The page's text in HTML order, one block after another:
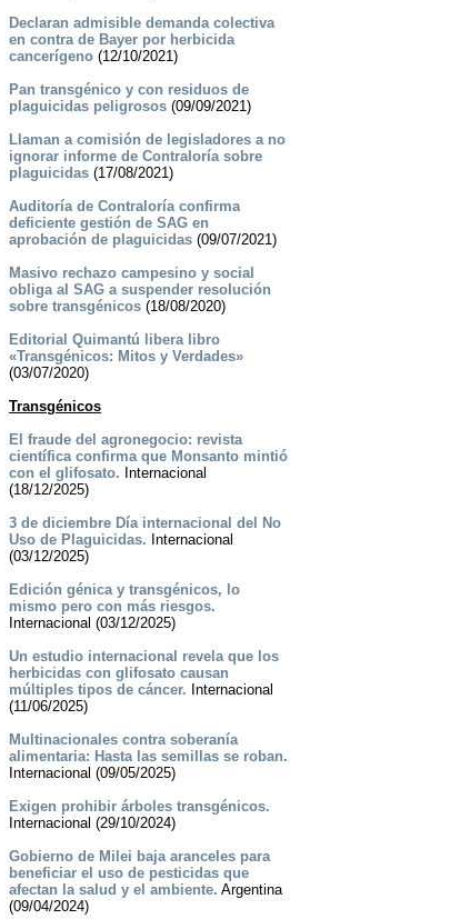
Declaran admisible demanda colectiva
en contra de Bayer por herbicida
cancerígeno(12/10/2021)
Pan transgénico y con residuos de
plaguicidas peligrosos(09/09/2021)
Llaman a comisión de legisladores a no
ignorar informe de Contraloría sobre
plaguicidas(17/08/2021)
Auditoría de Contraloría confirma
deficiente gestión de SAG en
aprobación de plaguicidas(09/07/2021)
Masivo rechazo campesino y social
obliga al SAG a suspender resolución
sobre transgénicos(18/08/2020)
Editorial Quimantú libera libro
«Transgénicos: Mitos y Verdades»
(03/07/2020)
Transgénicos
El fraude del agronegocio: revista
científica confirma que Monsanto mintió
con el glifosato. Internacional
(18/12/2025)
3 de diciembre Día internacional del No
Uso de Plaguicidas. Internacional
(03/12/2025)
Edición génica y transgénicos, lo
mismo pero con más riesgos.
Internacional (03/12/2025)
Un estudio internacional revela que los
herbicidas con glifosato causan
múltiples tipos de cáncer. Internacional
(11/06/2025)
Multinacionales contra soberanía
alimentaria: Hasta las semillas se roban.
Internacional (09/05/2025)
Exigen prohibir árboles transgénicos.
Internacional (29/10/2024)
Gobierno de Milei baja aranceles para
beneficiar el uso de pesticidas que
afectan la salud y el ambiente. Argentina
(09/04/2024)